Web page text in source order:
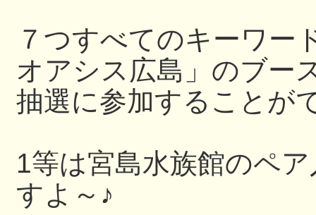
７つすべてのキーワー
オアシス広島」のブー
抽選に参加することが
1等は宮島水族館のペ
すよ～♪